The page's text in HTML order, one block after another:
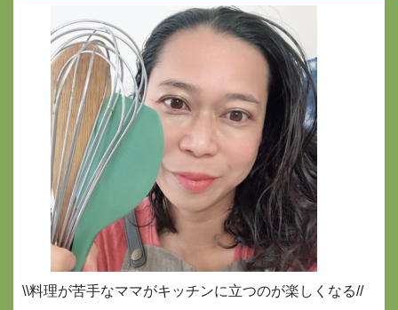
\\料理が苦手なママがキッチンに立つのが楽しくなる//